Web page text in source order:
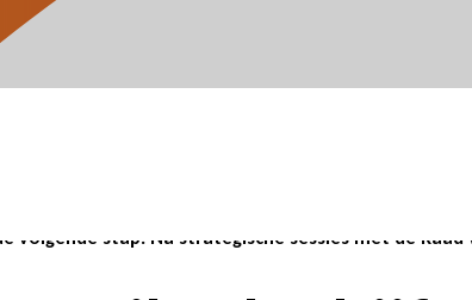
apps ontwikkelt voor grote ondernemingen, was
toch ging het bedrijf hier nooit op in. Tot
volgende stap. Na strategische sessies met de